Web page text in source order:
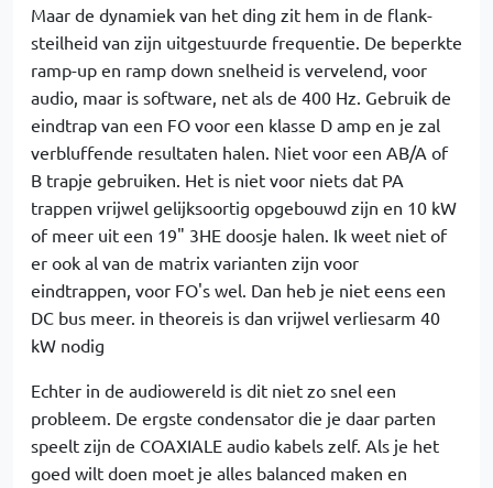
Maar de dynamiek van het ding zit hem in de flank-
steilheid van zijn uitgestuurde frequentie. De beperkte
ramp-up en ramp down snelheid is vervelend, voor
audio, maar is software, net als de 400 Hz. Gebruik de
eindtrap van een FO voor een klasse D amp en je zal
verbluffende resultaten halen. Niet voor een AB/A of
B trapje gebruiken. Het is niet voor niets dat PA
trappen vrijwel gelijksoortig opgebouwd zijn en 10 kW
of meer uit een 19" 3HE doosje halen. Ik weet niet of
er ook al van de matrix varianten zijn voor
eindtrappen, voor FO's wel. Dan heb je niet eens een
DC bus meer. in theoreis is dan vrijwel verliesarm 40
kW nodig
Echter in de audiowereld is dit niet zo snel een
probleem. De ergste condensator die je daar parten
speelt zijn de COAXIALE audio kabels zelf. Als je het
goed wilt doen moet je alles balanced maken en